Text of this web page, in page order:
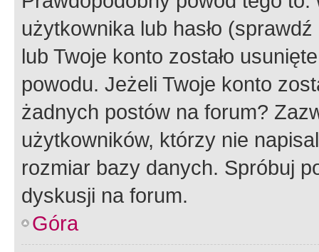
użytkownika lub hasło
lub Twoje konto zostało
powodu. Jeżeli Twoje konto
żadnych postów na forum?
użytkowników, którzy nie
rozmiar bazy danych. Spróbuj
dyskusji na forum.
Góra